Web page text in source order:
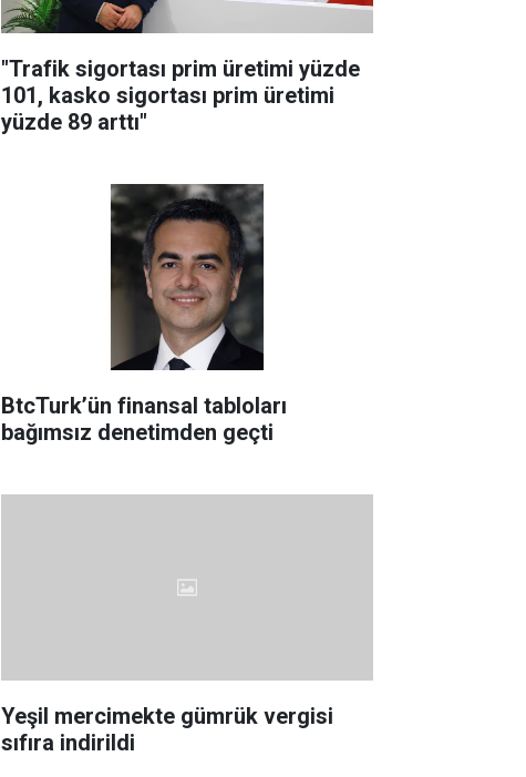
"Trafik sigortası prim üretimi yüzde
101, kasko sigortası prim üretimi
yüzde 89 arttı"
BtcTurk’ün finansal tabloları
bağımsız denetimden geçti
Yeşil mercimekte gümrük vergisi
sıfıra indirildi